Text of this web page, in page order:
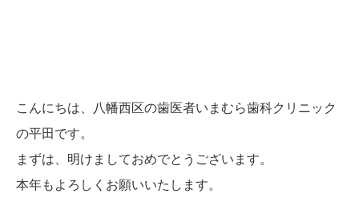
こんにちは、八幡西区の歯医者いまむら歯科クリニック
の平田です。
まずは、明けましておめでとうございます。
本年もよろしくお願いいたします。